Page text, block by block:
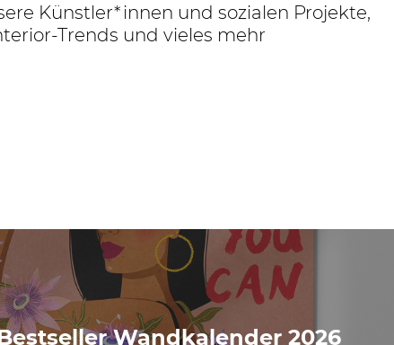
Künstler*innen und sozialen Projekte,
Trends und vieles mehr
Wandkalender 2026